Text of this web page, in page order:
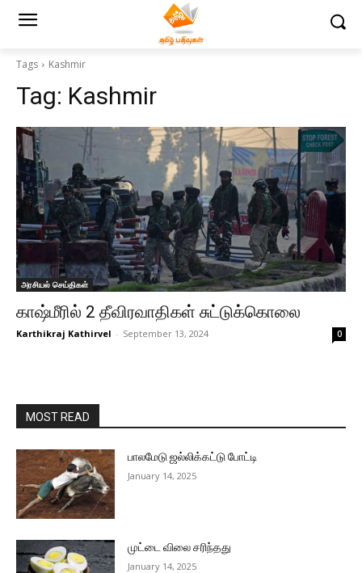
Tags Kashmir
Tag: Kashmir
அரசியல் செய்திகள்
காஷ்மீரில் 2 தீவிரவாதிகள் சுட்டுக்கொலை
Karthikraj Kathirvel - September 13, 2024 0
MOST READ
பாலமேடு ஜல்லிக்கட்டு போட்டி
January 14, 2025
முட்டை விலை சரிந்தது
January 14, 2025